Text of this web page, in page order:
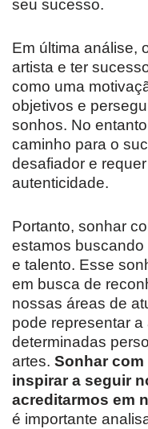
seu sucesso.
Em última análise,
artista e ter
como uma
objetivos e
sonhos. No
caminho para o
desafiador e
autenticidade.
Portanto, sonhar
estamos
e talento. Esse
em busca de
nossas áreas de
pode representar
determinadas
artes. Sonhar
inspirar a seguir
acreditarmos em
é importante